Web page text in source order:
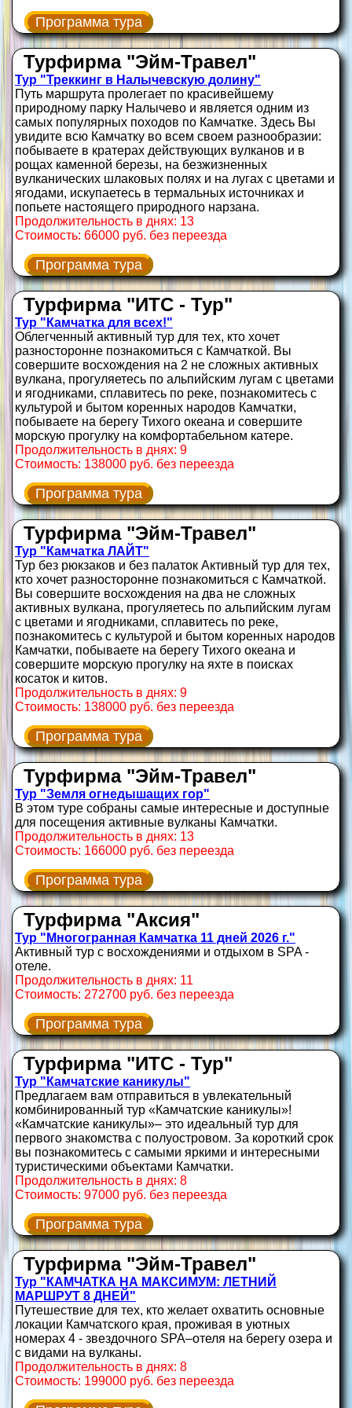
Программа тура
Турфирма "Эйм-Травел"
Тур "Треккинг в Налычевскую долину"
Путь маршрута пролегает по красивейшему
природному парку Налычево и является одним из
самых популярных походов по Камчатке. Здесь Вы
увидите всю Камчатку во всем своем разнообразии:
побываете в кратерах действующих вулканов и в
рощах каменной березы, на безжизненных
вулканических шлаковых полях и на лугах с цветами и
ягодами, искупаетесь в термальных источниках и
попьете настоящего природного нарзана.
Продолжительность в днях: 13
Стоимость: 66000 руб. без переезда
Программа тура
Турфирма "ИТС - Тур"
Тур "Камчатка для всех!"
Облегченный активный тур для тех, кто хочет
разносторонне познакомиться с Камчаткой. Вы
совершите восхождения на 2 не сложных активных
вулкана, прогуляетесь по альпийским лугам с цветами
и ягодниками, сплавитесь по реке, познакомитесь с
культурой и бытом коренных народов Камчатки,
побываете на берегу Тихого океана и совершите
морскую прогулку на комфортабельном катере.
Продолжительность в днях: 9
Стоимость: 138000 руб. без переезда
Программа тура
Турфирма "Эйм-Травел"
Тур "Камчатка ЛАЙТ"
Тур без рюкзаков и без палаток Активный тур для тех,
кто хочет разносторонне познакомиться с Камчаткой.
Вы совершите восхождения на два не сложных
активных вулкана, прогуляетесь по альпийским лугам
с цветами и ягодниками, сплавитесь по реке,
познакомитесь с культурой и бытом коренных народов
Камчатки, побываете на берегу Тихого океана и
совершите морскую прогулку на яхте в поисках
косаток и китов.
Продолжительность в днях: 9
Стоимость: 138000 руб. без переезда
Программа тура
Турфирма "Эйм-Травел"
Тур "Земля огнедышащих гор"
В этом туре собраны самые интересные и доступные
для посещения активные вулканы Камчатки.
Продолжительность в днях: 13
Стоимость: 166000 руб. без переезда
Программа тура
Турфирма "Аксия"
Тур "Многогранная Камчатка 11 дней 2026 г."
Активный тур с восхождениями и отдыхом в SPA -
отеле.
Продолжительность в днях: 11
Стоимость: 272700 руб. без переезда
Программа тура
Турфирма "ИТС - Тур"
Тур "Камчатские каникулы"
Предлагаем вам отправиться в увлекательный
комбинированный тур «Камчатские каникулы»!
«Камчатские каникулы»– это идеальный тур для
первого знакомства с полуостровом. За короткий срок
вы познакомитесь с самыми яркими и интересными
туристическими объектами Камчатки.
Продолжительность в днях: 8
Стоимость: 97000 руб. без переезда
Программа тура
Турфирма "Эйм-Травел"
Тур "КАМЧАТКА НА МАКСИМУМ: ЛЕТНИЙ
МАРШРУТ 8 ДНЕЙ"
Путешествие для тех, кто желает охватить основные
локации Камчатского края, проживая в уютных
номерах 4 - звездочного SPA–отеля на берегу озера и
с видами на вулканы.
Продолжительность в днях: 8
Стоимость: 199000 руб. без переезда